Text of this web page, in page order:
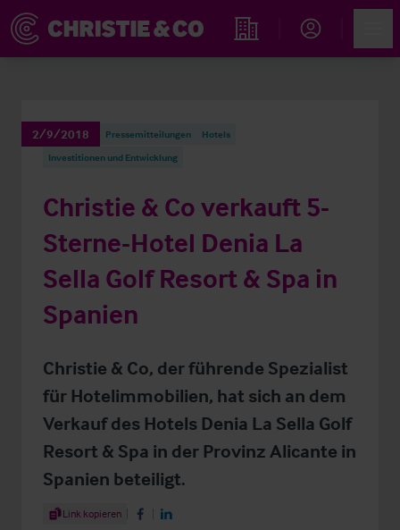
Immobiliensuche
2/9/2018 Pressemitteilungen
Hotels
Investitionen und Entwicklung
Christie & Co verkauft 5-
Sterne-Hotel Denia La
Sella Golf Resort & Spa in
Spanien
Christie & Co, der führende Spezialist
für Hotelimmobilien, hat sich an dem
Verkauf des Hotels Denia La Sella Golf
Resort & Spa in der Provinz Alicante in
Spanien beteiligt.
Share Article
Link kopieren Share on Facebook
Share on LinkedIn